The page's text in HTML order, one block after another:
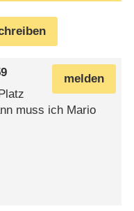
melden
muss ich Mario